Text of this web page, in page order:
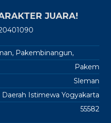
JUARA!
Pakembinangun,
Pakem
Sleman
Daerah Istimewa Yogyakarta
55582